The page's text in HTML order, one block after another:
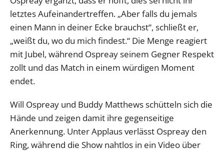
letztes Aufeinandertreffen. „Aber falls du jemals
einen Mann in deiner Ecke brauchst“, schließt er,
„weißt du, wo du mich findest.“ Die Menge reagiert
mit Jubel, während Ospreay seinem Gegner Respekt
zollt und das Match in einem würdigen Moment
endet.
Will Ospreay und Buddy Matthews schütteln sich die
Hände und zeigen damit ihre gegenseitige
Anerkennung. Unter Applaus verlässt Ospreay den
Ring, während die Show nahtlos in ein Video über